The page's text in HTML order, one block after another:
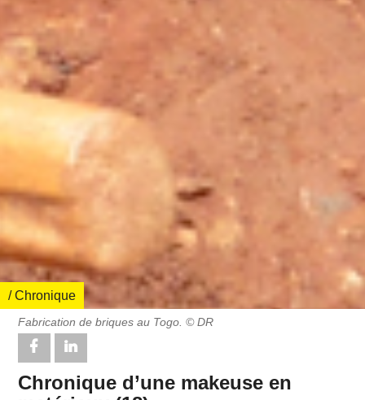
/ Chronique
Fabrication de briques au Togo. © DR
Chronique d’une makeuse en